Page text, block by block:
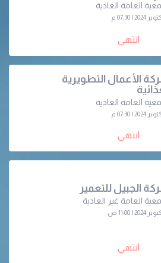
العامة العادية
انتهى
الأعمال التطويرية
العامة العادية
انتهى
الجبيل للتعمير
العامة غير العادية
انتهى